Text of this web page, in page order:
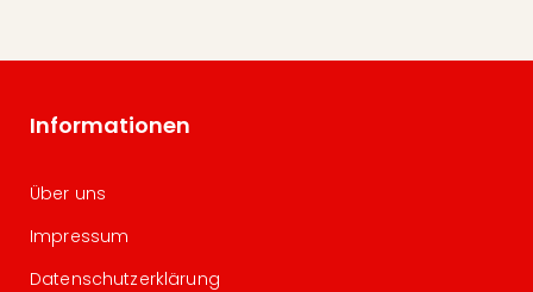
Informationen
Über uns
Impressum
Datenschutzerklärung